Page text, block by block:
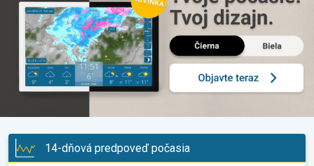
14-dňová predpoveď počasia